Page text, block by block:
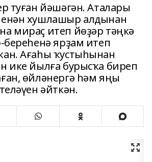
туған йәшәгән. Аталары
хушлашыр алдынан
мираҫ итеп йөҙәр тәңкә
береһенә ярҙам итеп
Ағаһы ҡустыһынан
ике йылға бурысҡа биреп
өйләнергә һәм яңы
әйткән.